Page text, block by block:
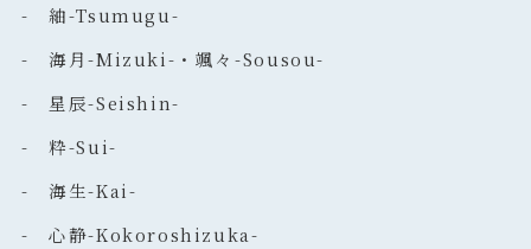
- 紬-Tsumugu-
- 海月-Mizuki-・颯々-Sousou-
- 星辰-Seishin-
- 粋-Sui-
- 海生-Kai-
- 心静-Kokoroshizuka-